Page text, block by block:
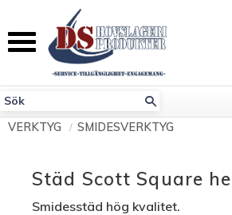
Meny
VERKTYG SMIDESVERKTYG
Städ Scott Square
Smidesstäd hög kvalitet.